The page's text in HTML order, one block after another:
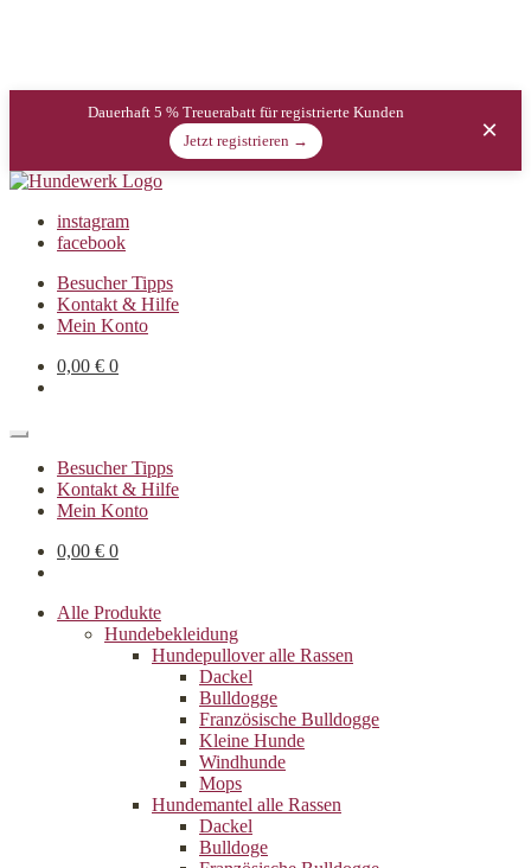
Dauerhaft 5 % Treuerabatt für registrierte Kunden
Jetzt registrieren →
×
instagram
facebook
Besucher Tipps
Kontakt & Hilfe
Mein Konto
0,00 € 0
Besucher Tipps
Kontakt & Hilfe
Mein Konto
0,00 € 0
Alle Produkte
Hundebekleidung
Hundepullover alle Rassen
Dackel
Bulldogge
Französische Bulldogge
Kleine Hunde
Windhunde
Mops
Hundemantel alle Rassen
Dackel
Bulldoge